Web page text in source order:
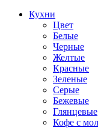
Кухни
Цвет
Белые
Черные
Желтые
Красные
Зеленые
Серые
Бежевые
Глянцевые
Кофе с